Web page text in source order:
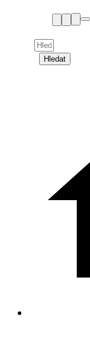
Hledat